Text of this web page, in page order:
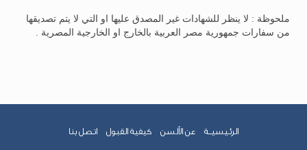
ملحوظة : لا ينظر للشهادات غير المصدق عليها او التي لا يتم تصديقها
من سفارات جمهورية مصر العربية بالخارج او الخارجية المصرية .
الرئـيسيــة عن الألسن كيفية القبول اتصل بنا